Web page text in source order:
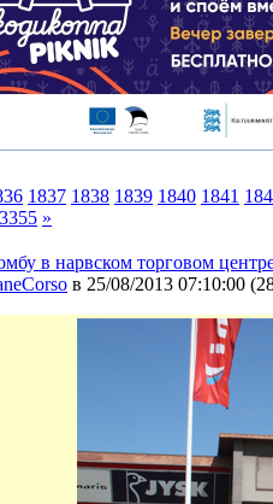
1837 1838 1839 1840 1841
3355 »
в нарвском торговом
в 25/08/2013 07:10:00 (